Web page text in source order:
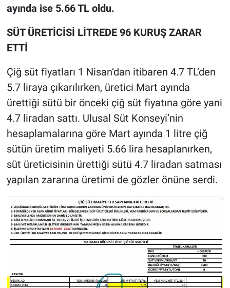
ayında ise 5.66 TL oldu.
SÜT ÜRETİCİSİ LİTREDE 96 KURUŞ ZARAR
ETTİ
Çiğ süt fiyatları 1 Nisan’dan itibaren 4.7 TL’den
5.7 liraya çıkarılırken, üretici Mart ayında
ürettiği sütü bir önceki çiğ süt fiyatına göre yani
4.7 liradan sattı. Ulusal Süt Konseyi’nin
hesaplamalarına göre Mart ayında 1 litre çiğ
sütün üretim maliyeti 5.66 lira hesaplanırken,
süt üreticisinin ürettiği sütü 4.7 liradan satması
yapılan zararına üretimi de gözler önüne serdi.